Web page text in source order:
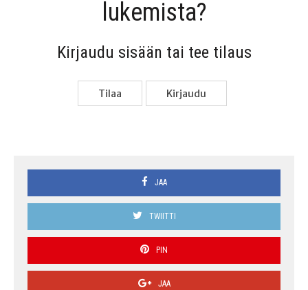
lukemista?
Kir­jau­du sisään tai tee tilaus
Tilaa Kir­jau­du
JAA
TWIITTI
PIN
JAA